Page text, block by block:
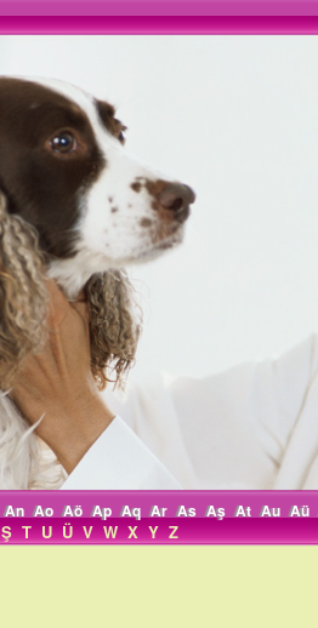
An Ao Aö Ap Aq Ar As Aş At Au Aü
Ş T U Ü V W X Y Z